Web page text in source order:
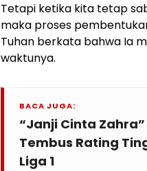
Tetapi ketika kita tetap
maka proses
Tuhan berkata bahwa Ia
waktunya.
BACA JUGA:
“Janji Cinta
Tembus Rating
Liga 1